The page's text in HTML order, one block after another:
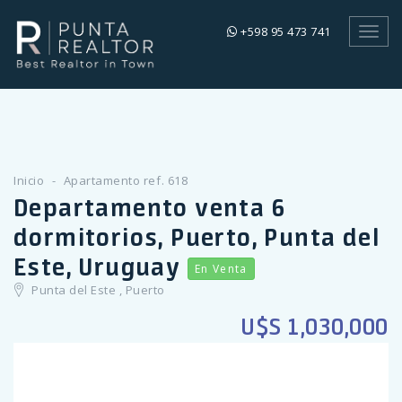
+598 95 473 741
Inicio Apartamento ref. 618
Departamento venta 6
dormitorios, Puerto, Punta del
Este, Uruguay
En Venta
Punta del Este , Puerto
U$S 1,030,000